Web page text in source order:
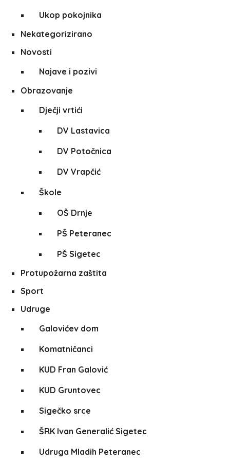
Ukop pokojnika
Nekategorizirano
Novosti
Najave i pozivi
Obrazovanje
Dječji vrtići
DV Lastavica
DV Potočnica
DV Vrapčić
Škole
OŠ Drnje
PŠ Peteranec
PŠ Sigetec
Protupožarna zaštita
Sport
Udruge
Galovićev dom
Komatničanci
KUD Fran Galović
KUD Gruntovec
Sigečko srce
ŠRK Ivan Generalić Sigetec
Udruga Mladih Peteranec